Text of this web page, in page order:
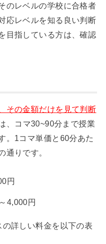
のレベルの学校に合格者
応レベルを知る良い判断
目指している方は、確認
その金額だけを見て判断
、コマ30~90分まで授業
。1コマ単価と60分あた
通りです。
円
4,000円
詳しい料金を以下の表